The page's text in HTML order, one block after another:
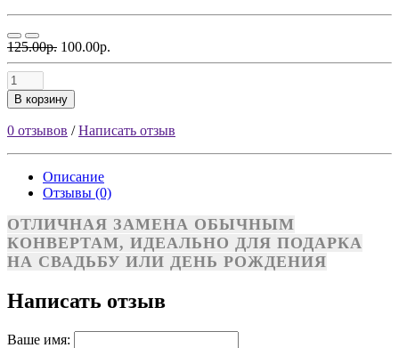
125.00р. 100.00р.
В корзину
0 отзывов /Написать отзыв
Описание
Отзывы (0)
ОТЛИЧНАЯ ЗАМЕНА ОБЫЧНЫМ
КОНВЕРТАМ, ИДЕАЛЬНО ДЛЯ ПОДАРКА
НА СВАДЬБУ ИЛИ ДЕНЬ РОЖДЕНИЯ
Написать отзыв
Ваше имя: